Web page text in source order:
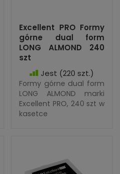
Excellent PRO Formy
górne dual form
LONG ALMOND 240
szt
Jest (220 szt.)
Formy górne dual form
LONG ALMOND marki
Excellent PRO, 240 szt w
kasetce